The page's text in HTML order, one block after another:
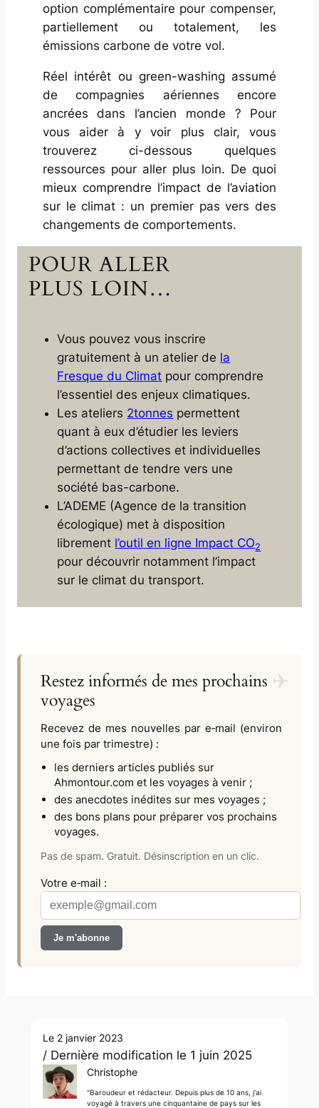
option complémentaire pour compenser,
partiellement ou totalement, les
émissions carbone de votre vol.
Réel intérêt ou green-washing assumé
de compagnies aériennes encore
ancrées dans l’ancien monde ? Pour
vous aider à y voir plus clair, vous
trouverez ci-dessous quelques
ressources pour aller plus loin. De quoi
mieux comprendre l’impact de l’aviation
sur le climat : un premier pas vers des
changements de comportements.
POUR ALLER
PLUS LOIN…
Vous pouvez vous inscrire
gratuitement à un atelier de la
Fresque du Climat pour comprendre
l’essentiel des enjeux climatiques.
Les ateliers 2tonnes permettent
quant à eux d’étudier les leviers
d’actions collectives et individuelles
permettant de tendre vers une
société bas-carbone.
L’ADEME (Agence de la transition
écologique) met à disposition
librement l’outil en ligne Impact CO2
pour découvrir notamment l’impact
sur le climat du transport.
Restez informés de mes prochains
voyages
Recevez de mes nouvelles par e‑mail (environ
une fois par trimestre) :
les derniers articles publiés sur
Ahmontour.com et les voyages à venir ;
des anecdotes inédites sur mes voyages ;
des bons plans pour préparer vos prochains
voyages.
Pas de spam. Gratuit. Désinscription en un clic.
Votre e‑mail :
Le 2 janvier 2023
/ Dernière modification le 1 juin 2025
Christophe
"Baroudeur et rédacteur. Depuis plus de 10 ans, j'ai
voyagé à travers une cinquantaine de pays sur les